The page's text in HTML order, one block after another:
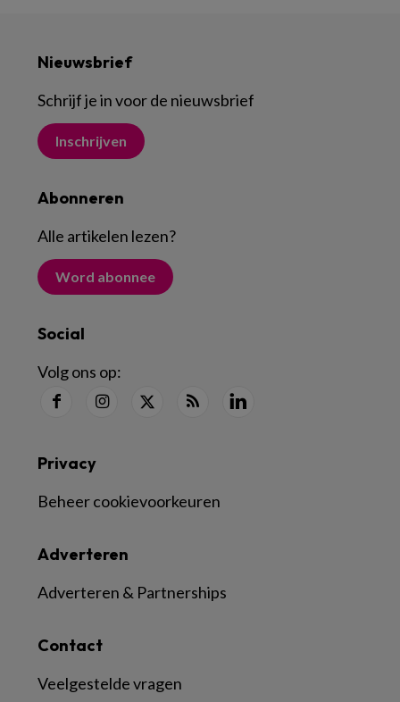
Nieuwsbrief
Schrijf je in voor de nieuwsbrief
Inschrijven
Abonneren
Alle artikelen lezen?
Word abonnee
Social
Volg ons op:
Contact
Veelgestelde vragen
Adverteren
Adverteren & Partnerships
Privacy
Beheer cookievoorkeuren